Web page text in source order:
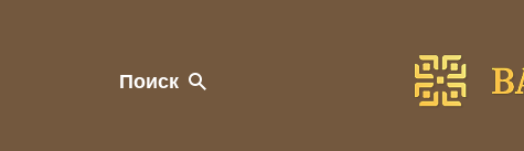
Поиск